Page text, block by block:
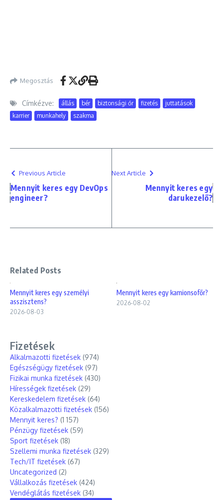
Megosztás
Címkézve: állás bér biztonsági őr fizetés
juttatások
karrier
munkahely szakma
Previous Article
Mennyit keres egy DevOps
engineer?
Next Article
Mennyit keres egy
darukezelő?
Related Posts
Mennyit keres egy személyi
asszisztens?
2026-08-03
Mennyit keres egy kamionsofőr?
2026-08-02
Fizetések
Alkalmazotti fizetések (974)
Egészségügy fizetések (97)
Fizikai munka fizetések (430)
Hírességek fizetések (29)
Kereskedelem fizetések (64)
Közalkalmazotti fizetések (156)
Mennyit keres? (1 157)
Pénzügy fizetések (59)
Sport fizetések (18)
Szellemi munka fizetések (329)
Tech/IT fizetések (67)
Uncategorized (2)
Vállalkozás fizetések (424)
Vendéglátás fizetések (34)